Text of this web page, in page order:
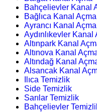
Bahçelievler Kanal
Bağlıca Kanal Açma
Ayrancı Kanal Açma
Aydınlıkevler Kanal
Altınpark Kanal
Altınova Kanal
Altındağ Kanal
Alsancak Kanal
Ilıca Temizlik
Side Temizlik
Sarılar Temizlik
Bahçelievler